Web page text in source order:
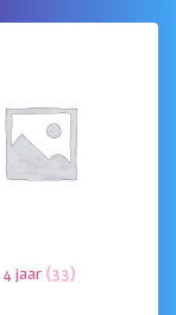
4 jaar (33)